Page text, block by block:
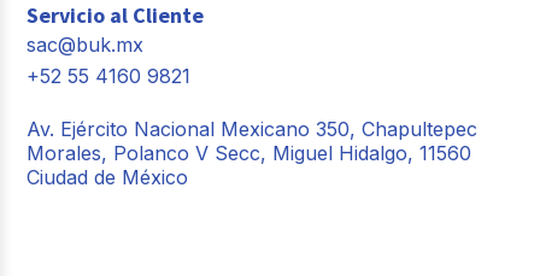
Servicio al Cliente
sac@buk.mx
+52 55 4160 9821
Av. Ejército Nacional Mexicano 350, Chapultepec
Morales, Polanco V Secc, Miguel Hidalgo, 11560
Ciudad de México